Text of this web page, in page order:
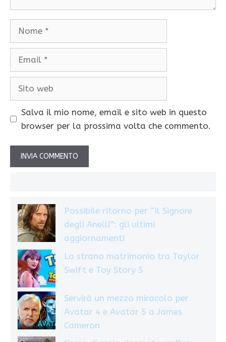
Salva il mio nome, email e sito web in questo
browser per la prossima volta che commento.
Possibile ritorno per “Il Signore
degli Anelli”: gli ultimi
aggiornamenti
Lo strano matrimonio tra Taylor
Swift e Toy Story 5
Servirà un mezzo miracolo per
Avatar 4 e Avatar 5 a James
Cameron